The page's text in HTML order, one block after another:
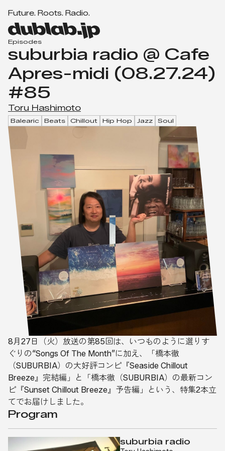
Future. Roots. Radio.
d
b
a
Episodes
suburbia radio @ Cafe
Apres-midi (08.27.24)
#85
Toru Hashimoto
Balearic Beats Chillout Hip Hop Jazz Soul
8月27日（火）放送の第85回は、いつものように選りす
ぐりの“Songs Of The Month”に加え、「橋本徹
（SUBURBIA）の大好評コンピ『Seaside Chillout
Breeze』完結編」と「橋本徹（SUBURBIA）の最新コン
ピ『Sunset Chillout Breeze』予告編」という、特集2本立
てでお届けしました。
Program
suburbia radio